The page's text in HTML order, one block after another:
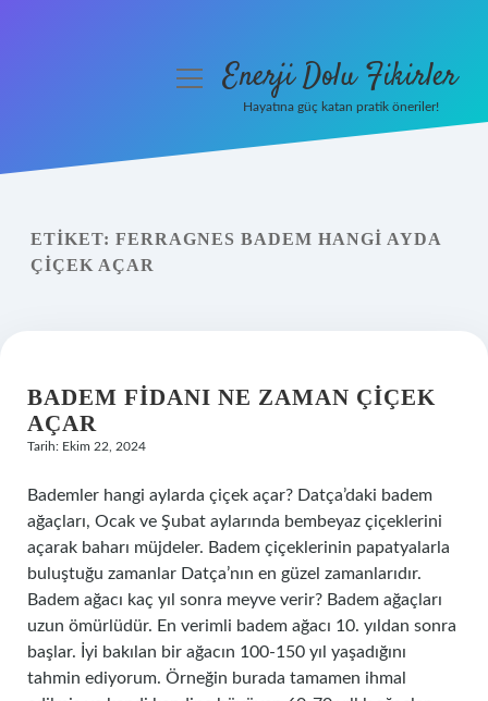
Yasal Uyarı
menüyüEnerji Dolu Fikirler
Hayatına güç katan pratik öneriler!
ETIKET: FERRAGNES BADEM HANGI AYDA
ÇIÇEK AÇAR
BADEM FIDANI NE ZAMAN ÇIÇEK
AÇAR
Tarih: Ekim 22, 2024
Bademler hangi aylarda çiçek açar? Datça’daki badem
ağaçları, Ocak ve Şubat aylarında bembeyaz çiçeklerini
açarak baharı müjdeler. Badem çiçeklerinin papatyalarla
buluştuğu zamanlar Datça’nın en güzel zamanlarıdır.
Badem ağacı kaç yıl sonra meyve verir? Badem ağaçları
uzun ömürlüdür. En verimli badem ağacı 10. yıldan sonra
başlar. İyi bakılan bir ağacın 100-150 yıl yaşadığını
tahmin ediyorum. Örneğin burada tamamen ihmal